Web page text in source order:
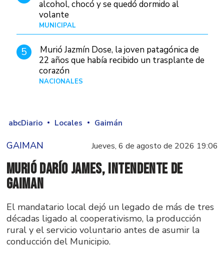
alcohol, chocó y se quedó dormido al
volante
MUNICIPAL
5
Murió Jazmín Dose, la joven patagónica de
22 años que había recibido un trasplante de
corazón
NACIONALES
abcDiario Locales Gaimán
GAIMAN Jueves, 6 de agosto de 2026 19:06
Murió Darío James, intendente de
Gaiman
El mandatario local dejó un legado de más de tres
décadas ligado al cooperativismo, la producción
rural y el servicio voluntario antes de asumir la
conducción del Municipio.